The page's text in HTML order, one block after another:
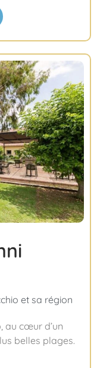
et sa région
au cœur d’un
belles plages.